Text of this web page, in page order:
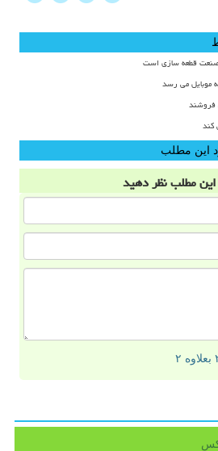
صنعت قطعه سازی است
موبایل می رسد
فروشند
کند
این مطلب
مطلبنظر دهید